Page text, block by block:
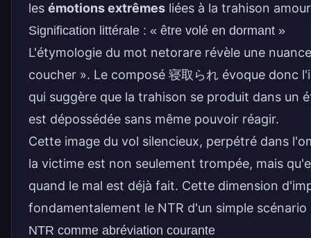
les émotions extrêmes liées à la trahison
Signification littérale : « être volé en dormant »
L'étymologie du mot netorare révèle une
coucher ». Le composé 寝取られ évoque donc
qui suggère que la trahison se produit dans un
est dépossédée sans même pouvoir réagir.
Cette image du vol silencieux, perpétré dans
la victime est non seulement trompée, mais
quand le mal est déjà fait. Cette dimension
fondamentalement le NTR d'un simple
NTR comme abréviation courante